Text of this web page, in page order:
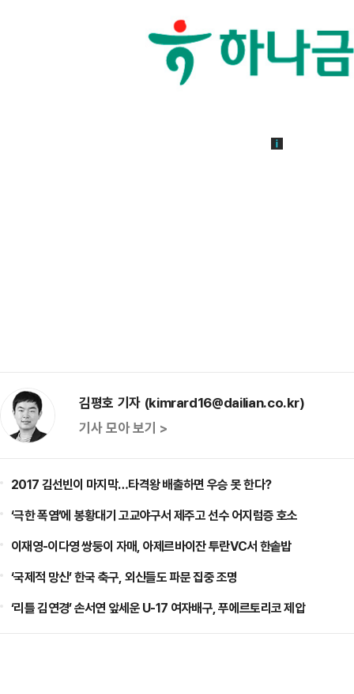
김평호 기자 (kimrard16@dailian.co.kr)
기사 모아 보기 >
2017 김선빈이 마지막…타격왕 배출하면 우승 못 한다?
‘극한 폭염’에 봉황대기 고교야구서 제주고 선수 어지럼증 호소
이재영-이다영 쌍둥이 자매, 아제르바이잔 투란VC서 한솥밥
‘국제적 망신’ 한국 축구, 외신들도 파문 집중 조명
‘리틀 김연경’ 손서연 앞세운 U-17 여자배구, 푸에르토리코 제압